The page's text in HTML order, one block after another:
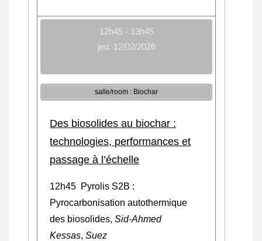
12h45 - 13h45
jeu. 12/02/2026
salle/room : Biochar
Des biosolides au biochar :
technologies, performances et
passage à l’échelle
12h45 Pyrolis S2B :
Pyrocarbonisation autothermique
des biosolides,Sid-Ahmed
Kessas,Suez